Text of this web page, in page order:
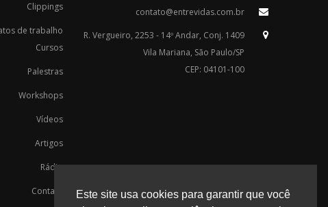
Clippings
de trabalho
Cursos
Palestras
Workshops
Vídeos
Artigos
Rádio
Contato
contato@entrevidas.com.br
R. Vergueiro, 2253 - 14º Andar, Conj. 1409
Vila Mariana, São Paulo/SP
CEP: 04101-100
Este site usa cookies para garantir que você